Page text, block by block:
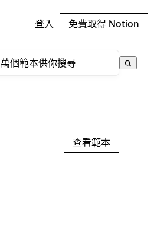
登入 免費取得 Notion
查看範本